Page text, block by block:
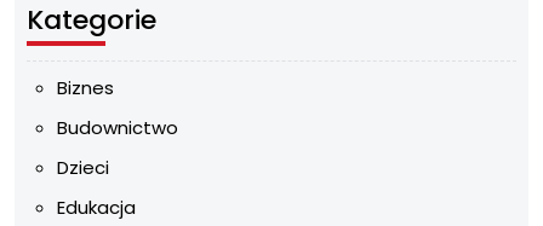
Kategorie
Biznes
Budownictwo
Dzieci
Edukacja